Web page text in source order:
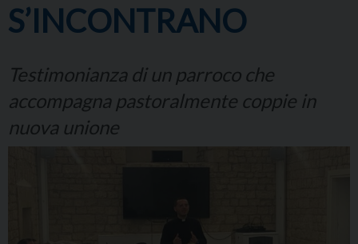
S’INCONTRANO
Testimonianza di un parroco che
accompagna pastoralmente coppie in
nuova unione